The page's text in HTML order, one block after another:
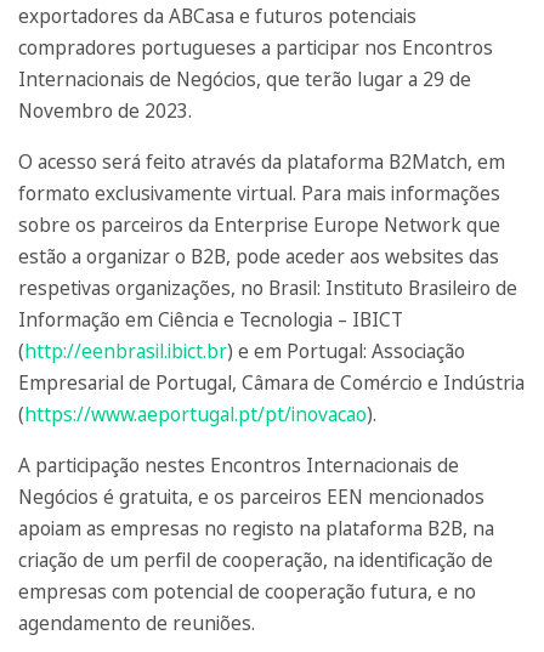
exportadores da ABCasa e futuros potenciais
compradores portugueses a participar nos Encontros
Internacionais de Negócios, que terão lugar a 29 de
Novembro de 2023.
O acesso será feito através da plataforma B2Match, em
formato exclusivamente virtual. Para mais informações
sobre os parceiros da Enterprise Europe Network que
estão a organizar o B2B, pode aceder aos websites das
respetivas organizações, no Brasil: Instituto Brasileiro de
Informação em Ciência e Tecnologia – IBICT
(http://eenbrasil.ibict.br) e em Portugal: Associação
Empresarial de Portugal, Câmara de Comércio e Indústria
(https://www.aeportugal.pt/pt/inovacao).
A participação nestes Encontros Internacionais de
Negócios é gratuita, e os parceiros EEN mencionados
apoiam as empresas no registo na plataforma B2B, na
criação de um perfil de cooperação, na identificação de
empresas com potencial de cooperação futura, e no
agendamento de reuniões.